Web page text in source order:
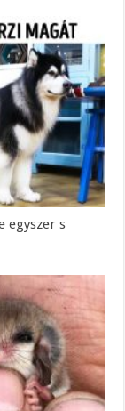
egyszer s